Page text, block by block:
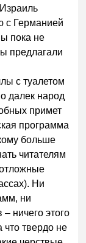
с Германией
пока не
предлагали
с туалетом
далек народ
примет
программа
больше
читателям
Ни
ни
ничего этого
твердо не